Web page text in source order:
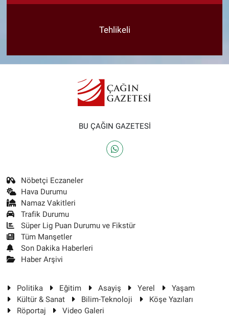
Tehlikeli
BU ÇAĞIN GAZETESİ
Nöbetçi Eczaneler
Hava Durumu
Namaz Vakitleri
Trafik Durumu
Süper Lig Puan Durumu ve Fikstür
Tüm Manşetler
Son Dakika Haberleri
Haber Arşivi
Politika Eğitim Asayiş Yerel
Yaşam
Kültür & Sanat
Bilim-Teknoloji
Köşe Yazıları
Röportaj
Video Galeri